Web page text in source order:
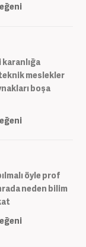
meslekler
boşa
öyle prof
neden bilim